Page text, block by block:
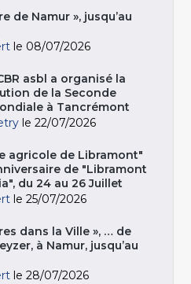
de Namur », jusqu’au
le 08/07/2026
asbl a organisé la
de la Seconde
à Tancrémont
le 22/07/2026
agricole de Libramont"
de "Libramont
du 24 au 26 Juillet
le 25/07/2026
dans la Ville », … de
à Namur, jusqu’au
le 28/07/2026